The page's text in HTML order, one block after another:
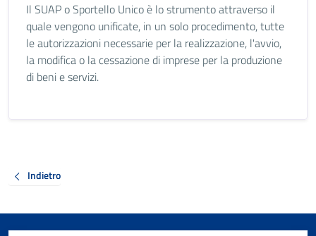
Il SUAP o Sportello Unico è lo strumento attraverso il
quale vengono unificate, in un solo procedimento, tutte
le autorizzazioni necessarie per la realizzazione, l'avvio,
la modifica o la cessazione di imprese per la produzione
di beni e servizi.
Indietro